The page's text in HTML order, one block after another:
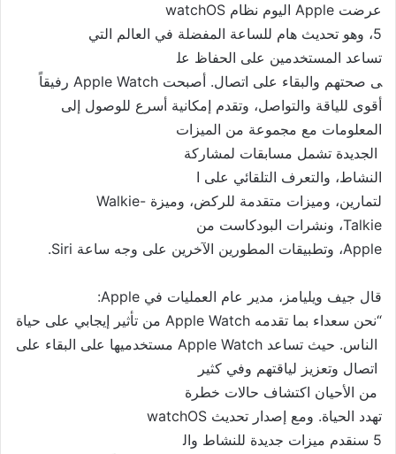
عرضت Apple اليوم نظام watchOS
5، وهو تحديث هام للساعة المفضل
ة في العالم التي
تساعد المستخدمين على الحفاظ عل
ى صحتهم والبقاء على اتصال. أصب
حت Apple Watch رفيقاً
أقوى للياقة والتواصل، وتقدم إمكانية أسرع للوصول إلى
المعلومات مع مجموعة من الميزات
الجديدة تشمل مسابقات لمشاركة
النشاط، والتعرف التلقائي على ا
لتمارين، وميزات متقدمة للركض،
وميزة Walkie-
Talkie، ونشرات البودكاست من
Apple، وتطبيقات المطورين الآخر
ين على وجه ساعة Siri.
قال جيف ويليامز، مدير عام العم
ليات في Apple:
“نحن سعداء بما تقدمه Apple Watch من تأثير إيجابي على حياة
الناس. حيث تساعد Apple Watch مستخدميها على البقاء على
اتصال وتعزيز لياقتهم وفي كثير
من الأحيان اكتشاف حالات خطرة
تهدد الحياة. ومع إصدار تحديث watchOS
5 سنقدم ميزات جديدة للنشاط وال